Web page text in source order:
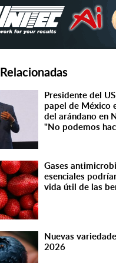
Presidente del
papel de México
del arándano en
"No podemos
Gases
esenciales
vida útil de las
Nuevas
2026